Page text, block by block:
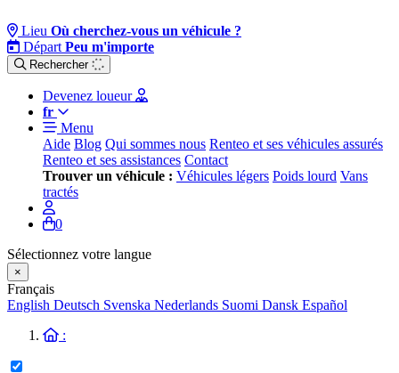
Lieu Où cherchez-vous un véhicule ?
Départ Peu m'importe
Rechercher
Devenez loueur
fr
Menu
Aide Blog Qui sommes nous Renteo et ses véhicules assurés
Renteo et ses assistances Contact
Trouver un véhicule : Véhicules légers Poids lourd Vans
tractés
0
Sélectionnez votre langue
×
Français
English Deutsch Svenska Nederlands Suomi Dansk Español
: